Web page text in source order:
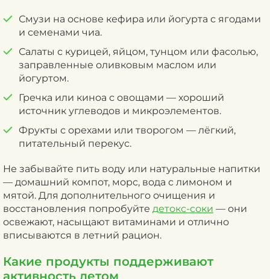
Смузи на основе кефира или йогурта с ягодами
и семенами чиа.
Салаты с курицей, яйцом, тунцом или фасолью,
заправленные оливковым маслом или
йогуртом.
Гречка или киноа с овощами — хороший
источник углеводов и микроэлементов.
Фрукты с орехами или творогом — лёгкий,
питательный перекус.
Не забывайте пить воду или натуральные напитки
— домашний компот, морс, вода с лимоном и
мятой. Для дополнительного очищения и
восстановления попробуйте детокс-соки — они
освежают, насыщают витаминами и отлично
вписываются в летний рацион.
Какие продукты поддерживают
активность летом